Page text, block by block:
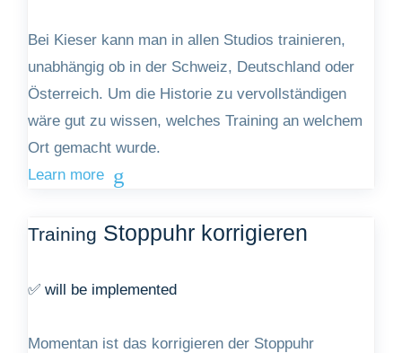
Bei Kieser kann man in allen Studios trainieren,
unabhängig ob in der Schweiz, Deutschland oder
Österreich. Um die Historie zu vervollständigen
wäre gut zu wissen, welches Training an welchem
Ort gemacht wurde.
Learn more
Training Stoppuhr korrigieren
✅ will be implemented
Momentan ist das korrigieren der Stoppuhr